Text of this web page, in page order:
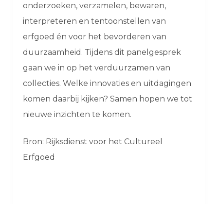
onderzoeken, verzamelen, bewaren,
interpreteren en tentoonstellen van
erfgoed én voor het bevorderen van
duurzaamheid. Tijdens dit panelgesprek
gaan we in op het verduurzamen van
collecties. Welke innovaties en uitdagingen
komen daarbij kijken? Samen hopen we tot
nieuwe inzichten te komen.
Bron: Rijksdienst voor het Cultureel
Erfgoed